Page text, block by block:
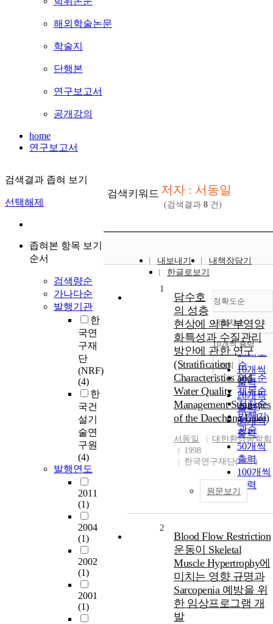
해외학술논문
학술지
단행본
연구보고서
공개강의
home
연구보고서
검색결과 좁혀 보기
선택해제
좁혀본 항목 보기
순서
검색량순
가나다순
발행기관
한
국연
구재
단
(NRF)
(4)
한
국건
설기
술연
구원
(4)
발행연도
2011
(1)
2004
(1)
2002
(1)
2001
(1)
검색키워드 저자 : 서동일
(검색결과 8 건)
내보내기
내책장담기
한글로보기
정확도순
정확도
순
인기도
순
연도순
제목순
저자순
발행기
관순
내림차순
내림차
10개씩 출력
10개씩
출력
20개씩
출력
30개씩
출력
50개씩
출력
100개씩
출력
조회
1
담수호
의 성층
현상에 의한 부영양
화특성과 수질관리
방안에 관한 연구
(Stratification
Characteristics and
Water Quality
Management Strategies
of the Daechung Lake)
서동일
대한환경공학회
1998
한국연구재단(NRF)
원문보기
2
Blood Flow Restriction
운동이 Skeletal
Muscle Hypertrophy에
미치는 영향 규명과
Sarcopenia 예방을 위
한 임상프로그램 개
발